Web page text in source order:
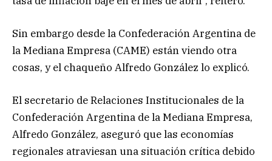
Sin embargo desde la Confederación Argentina de
la Mediana Empresa (CAME) están viendo otra
cosas, y el chaqueño Alfredo González lo explicó.
El secretario de Relaciones Institucionales de la
Confederación Argentina de la Mediana Empresa,
Alfredo González, aseguró que las economías
regionales atraviesan una situación crítica debido